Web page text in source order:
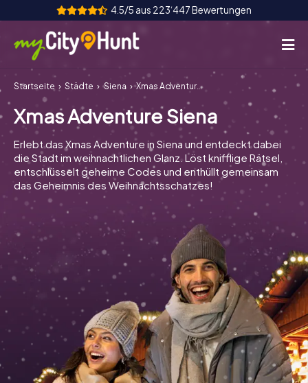
4.5/5 aus 223‘447 Bewertungen
So funktioniert's
Städte
Touren
Teamevent
Tickets
INT AT CH
DE
ES
FR UK
IE
Tickets buchen
Startseite Städte Siena Xmas Adventure Siena
Xmas Adventure Siena
Erlebt das Xmas Adventure in Siena und entdeckt dabei
die Stadt im weihnachtlichen Glanz. Löst knifflige Rätsel,
entschlüsselt geheime Codes und enthüllt gemeinsam
das Geheimnis des Weihnachtsschatzes!